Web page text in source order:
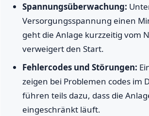
Spannungsüberwachung:
Versorgungsspannung einen
geht die Anlage kurzzeitig vom
verweigert den Start.
Fehlercodes und Störungen:
zeigen bei Problemen codes im
führen teils dazu, dass die
eingeschränkt läuft.